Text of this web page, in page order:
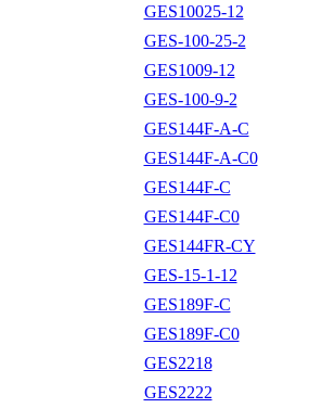
GES10025-12
GES-100-25-2
GES1009-12
GES-100-9-2
GES144F-A-C
GES144F-A-C0
GES144F-C
GES144F-C0
GES144FR-CY
GES-15-1-12
GES189F-C
GES189F-C0
GES2218
GES2222